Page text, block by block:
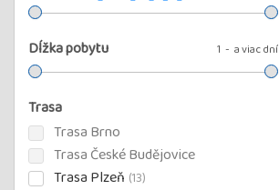
Dĺžka pobytu 1 a viac dní
Trasa
Trasa Brno
Trasa České Budějovice
Trasa Plzeň (13)